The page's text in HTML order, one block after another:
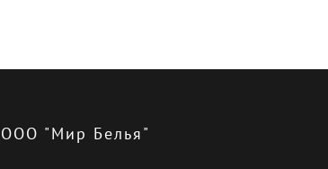
ООО "Мир Белья"